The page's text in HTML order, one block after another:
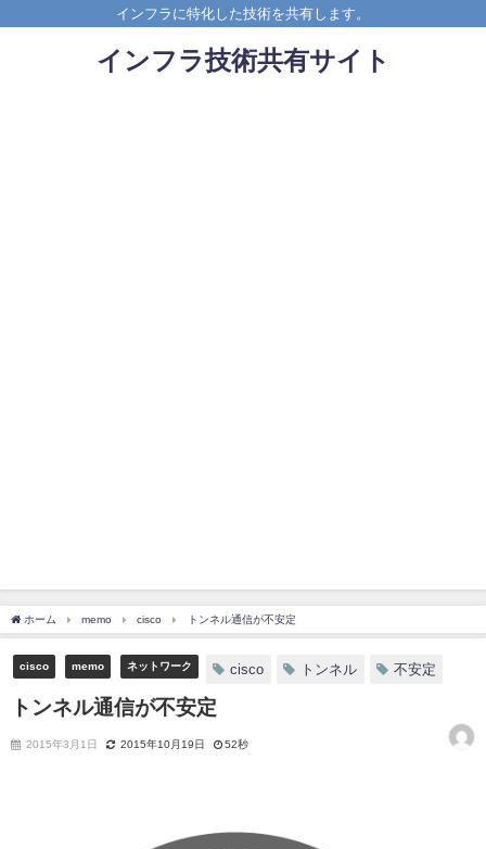
インフラに特化した技術を共有します。
インフラ技術共有サイト
ホーム memo cisco トンネル通信が不安定
cisco memo ネットワーク cisco トンネル 不安定
トンネル通信が不安定
2015年3月1日 2015年10月19日 52秒